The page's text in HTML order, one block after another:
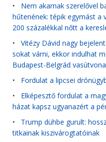
• Nem akarnak szerelővel
hűtenének: tépik egymást a
200 százalékkal nőtt a
• Vitézy Dávid nagy
sokat várni, ekkor indulhat
Budapest-Belgrád
• Fordulat a lipcsei
• Elképesztő fordulat a
házat kapsz ugyanazért a
• Trump dühbe gurult:
titkainak kiszivárogtatóinak